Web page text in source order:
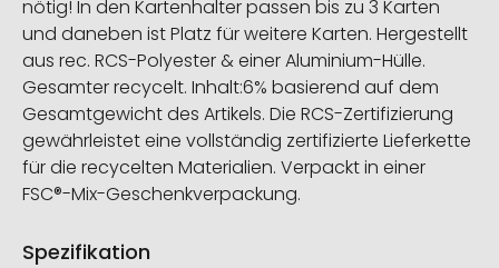
nötig! In den Kartenhalter passen bis zu 3 Karten
und daneben ist Platz für weitere Karten. Hergestellt
aus rec. RCS-Polyester & einer Aluminium-Hülle.
Gesamter recycelt. Inhalt:6% basierend auf dem
Gesamtgewicht des Artikels. Die RCS-Zertifizierung
gewährleistet eine vollständig zertifizierte Lieferkette
für die recycelten Materialien. Verpackt in einer
FSC®-Mix-Geschenkverpackung.
Spezifikation